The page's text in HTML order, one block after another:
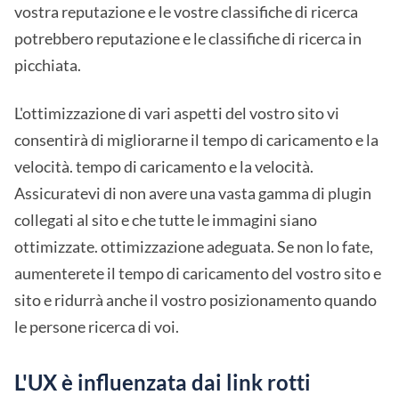
vostra reputazione e le vostre classifiche di ricerca
potrebbero reputazione e le classifiche di ricerca in
picchiata.
L'ottimizzazione di vari aspetti del vostro sito vi
consentirà di migliorarne il tempo di caricamento e la
velocità. tempo di caricamento e la velocità.
Assicuratevi di non avere una vasta gamma di plugin
collegati al sito e che tutte le immagini siano
ottimizzate. ottimizzazione adeguata. Se non lo fate,
aumenterete il tempo di caricamento del vostro sito e
sito e ridurrà anche il vostro posizionamento quando
le persone ricerca di voi.
L'UX è influenzata dai link rotti